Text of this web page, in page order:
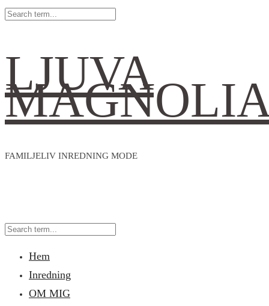
LJUVA
FAMILJELIV INREDNING MODE
Hem
Inredning
OM MIG